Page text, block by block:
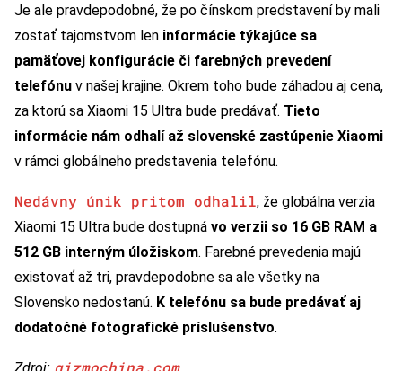
Je ale pravdepodobné, že po čínskom predstavení by mali
zostať tajomstvom len informácie týkajúce sa
pamäťovej konfigurácie či farebných prevedení
telefónu v našej krajine. Okrem toho bude záhadou aj cena,
za ktorú sa Xiaomi 15 Ultra bude predávať. Tieto
informácie nám odhalí až slovenské zastúpenie Xiaomi
v rámci globálneho predstavenia telefónu.
Nedávny únik pritom odhalil, že globálna verzia
Xiaomi 15 Ultra bude dostupná vo verzii so 16 GB RAM a
512 GB interným úložiskom. Farebné prevedenia majú
existovať až tri, pravdepodobne sa ale všetky na
Slovensko nedostanú. K telefónu sa bude predávať aj
dodatočné fotografické príslušenstvo.
Zdroj: gizmochina.com